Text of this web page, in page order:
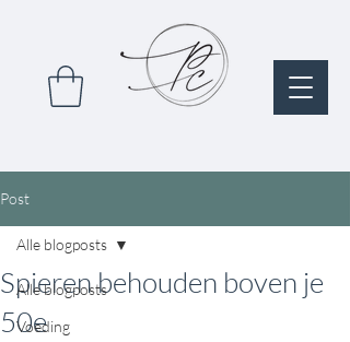
Post
Alle blogposts
Voeding
Alle blogposts
Spieren behouden boven je
50e